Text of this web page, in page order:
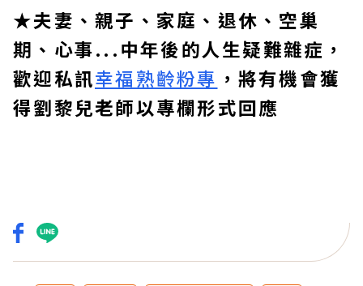
★夫妻、親子、家庭、退休、空巢
期、心事...中年後的人生疑難雜症，
歡迎私訊幸福熟齡粉專 ，將有機會獲
得劉黎兒老師以專欄形式回應